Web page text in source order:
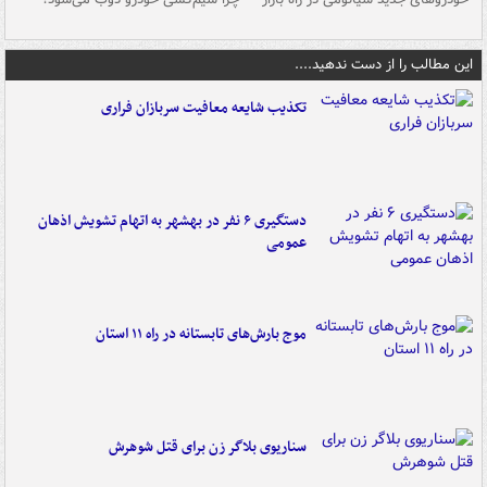
این مطالب را از دست ندهید....
تکذیب شایعه معافیت سربازان فراری
دستگیری ۶ نفر در بهشهر به اتهام تشویش اذهان
عمومی
موج بارش‌های تابستانه در راه ۱۱ استان
سناریوی بلاگر زن برای قتل شوهرش